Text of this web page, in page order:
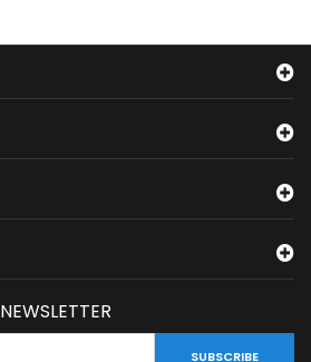
NEWSLETTER
SUBSCRIBE